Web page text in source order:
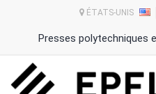
ÉTATS-UNIS
Presses polytechniques